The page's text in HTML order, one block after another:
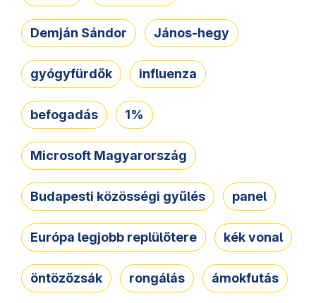
Demján Sándor János-hegy
gyógyfürdők influenza
befogadás 1%
Microsoft Magyarország
Budapesti közösségi gyűlés panel
Európa legjobb replülőtere kék vonal
öntözőzsák rongálás ámokfutás